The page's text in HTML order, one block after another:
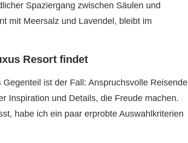
Spaziergang zwischen Säulen und
mit Meersalz und Lavendel, bleibt im
Resort findet
ist der Fall: Anspruchsvolle Reisende
Inspiration und Details, die Freude machen.
habe ich ein paar erprobte Auswahlkriterien